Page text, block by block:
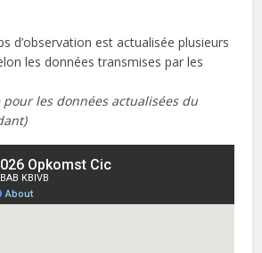
d’observation est actualisée plusieurs
les données transmises par les
pour les données actualisées du